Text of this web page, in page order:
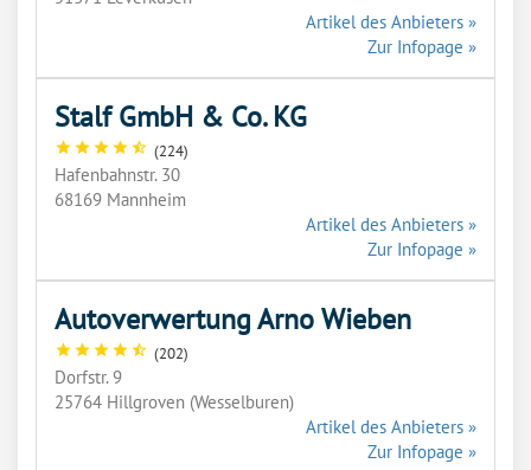
Artikel des Anbieters »
Zur Infopage »
Stalf GmbH & Co. KG
star star star star star_half (224)
Hafenbahnstr. 30
68169 Mannheim
Artikel des Anbieters »
Zur Infopage »
Autoverwertung Arno Wieben
star star star star star_half (202)
Dorfstr. 9
25764 Hillgroven (Wesselburen)
Artikel des Anbieters »
Zur Infopage »